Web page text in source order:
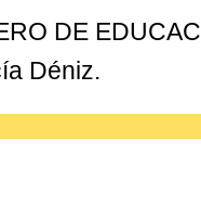
DE
Déniz.